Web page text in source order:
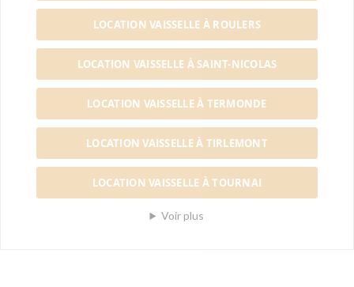
LOCATION VAISSELLE À ROULERS
LOCATION VAISSELLE À SAINT-NICOLAS
LOCATION VAISSELLE À TERMONDE
LOCATION VAISSELLE À TIRLEMONT
LOCATION VAISSELLE À TOURNAI
Voir plus